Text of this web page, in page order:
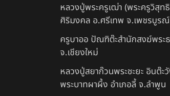
หลวงปู่พระครูเฒ่า (พระครูวิสุท
ศิริมงคล อ.ศรีเทพ จ.เพชรบูรณ์
ครูบาออ ปัณฑิต๊ะสำนักสงฆ์พระ
จ.เชียงใหม่
หลวงปู่สยาก๊วนพระชะยะ อินต๊ะ
พระบาทผาผึ้ง อำเภอลี้ จ.ลำพูน